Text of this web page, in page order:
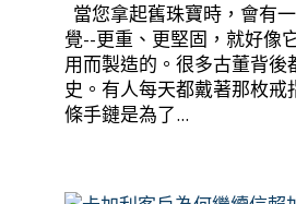
當您拿起舊珠寶時，會有
覺--更重、更堅固，就好像
用而製造的。很多古董背後
史。有人每天都戴著那枚戒
條手鏈是為了...